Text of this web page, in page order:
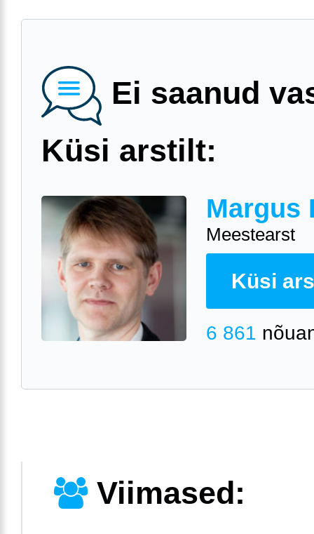
Ei saanud
Küsi arstilt:
Margus
Meestearst
Küsi
6 861
Viimased: